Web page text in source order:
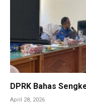
DPRK Bahas
April 28, 2026